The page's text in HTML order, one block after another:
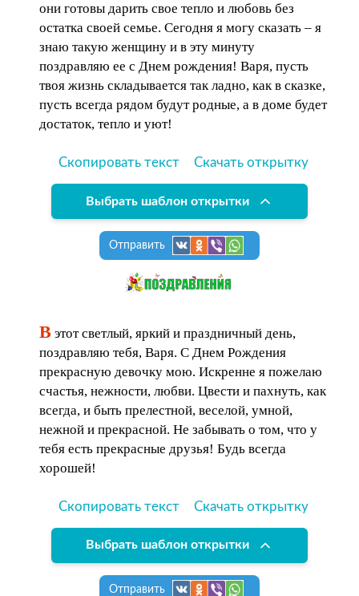
они готовы дарить свое тепло и любовь без
остатка своей семье. Сегодня я могу сказать – я
знаю такую женщину и в эту минуту
поздравляю ее с Днем рождения! Варя, пусть
твоя жизнь складывается так ладно, как в сказке,
пусть всегда рядом будут родные, а в доме будет
достаток, тепло и уют!
Скопировать текст Скачать открытку
Выбрать шаблон открытки
Отправить
В этот светлый, яркий и праздничный день,
поздравляю тебя, Варя. С Днем Рождения
прекрасную девочку мою. Искренне я пожелаю
счастья, нежности, любви. Цвести и пахнуть, как
всегда, и быть прелестной, веселой, умной,
нежной и прекрасной. Не забывать о том, что у
тебя есть прекрасные друзья! Будь всегда
хорошей!
Скопировать текст Скачать открытку
Выбрать шаблон открытки
Отправить